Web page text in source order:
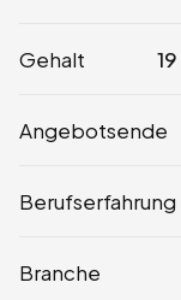
Gehalt 19
Angebotsende
Berufserfahrung
Branche